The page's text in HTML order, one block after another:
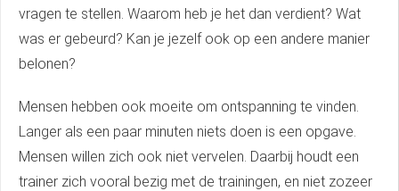
vragen te stellen. Waarom heb je het dan verdient? Wat
was er gebeurd? Kan je jezelf ook op een andere manier
belonen?
Mensen hebben ook moeite om ontspanning te vinden.
Langer als een paar minuten niets doen is een opgave.
Mensen willen zich ook niet vervelen. Daarbij houdt een
trainer zich vooral bezig met de trainingen, en niet zozeer